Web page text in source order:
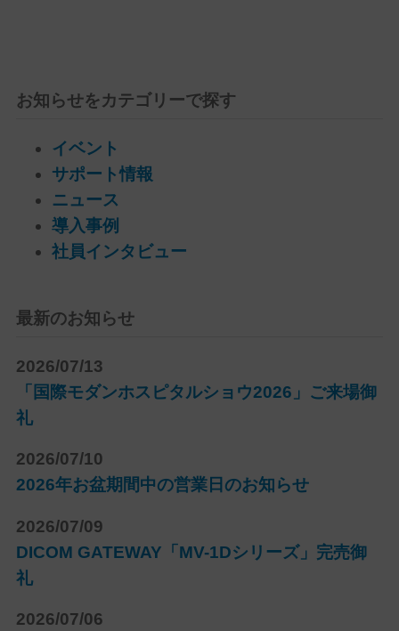
お知らせをカテゴリーで探す
イベント
サポート情報
ニュース
導入事例
社員インタビュー
最新のお知らせ
2026/07/13
「国際モダンホスピタルショウ2026」ご来場御
礼
2026/07/10
2026年お盆期間中の営業日のお知らせ
2026/07/09
DICOM GATEWAY「MV-1Dシリーズ」完売御
礼
2026/07/06